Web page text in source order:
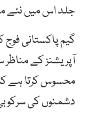
جلد اس میں نئے
گیم پاکستانی
آپریشنز کے مناظر
محسوس کرتا ہے
دشمنوں کی